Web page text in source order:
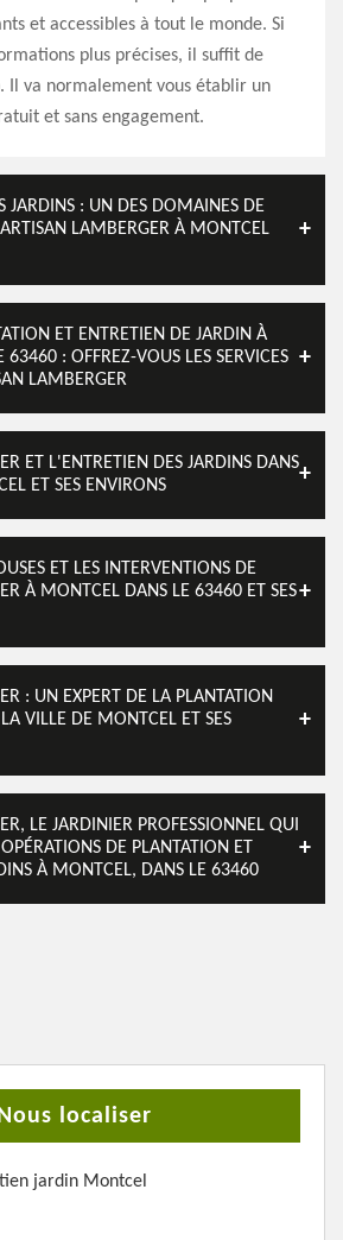
et accessibles à tout le monde. Si
plus précises, il suffit de
Il va normalement vous établir un
et sans engagement.
JARDINS : UN DES DOMAINES DE
LAMBERGER À MONTCEL
ET ENTRETIEN DE JARDIN À
63460 : OFFREZ-VOUS LES SERVICES
LAMBERGER
ET L'ENTRETIEN DES JARDINS DANS
ET SES ENVIRONS
ET LES INTERVENTIONS DE
À MONTCEL DANS LE 63460 ET SES
: UN EXPERT DE LA PLANTATION
VILLE DE MONTCEL ET SES
LE JARDINIER PROFESSIONNEL QUI
DE PLANTATION ET
À MONTCEL, DANS LE 63460
localiser
jardin Montcel